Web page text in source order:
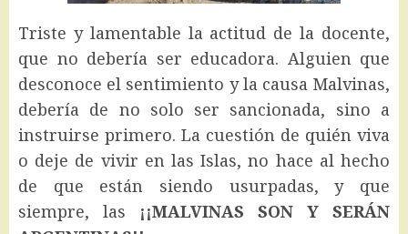
Triste y lamentable la actitud de la docente,
que no debería ser educadora. Alguien que
desconoce el sentimiento y la causa Malvinas,
debería de no solo ser sancionada, sino a
instruirse primero. La cuestión de quién viva
o deje de vivir en las Islas, no hace al hecho
de que están siendo usurpadas, y que
siempre, las ¡¡MALVINAS SON Y SERÁN